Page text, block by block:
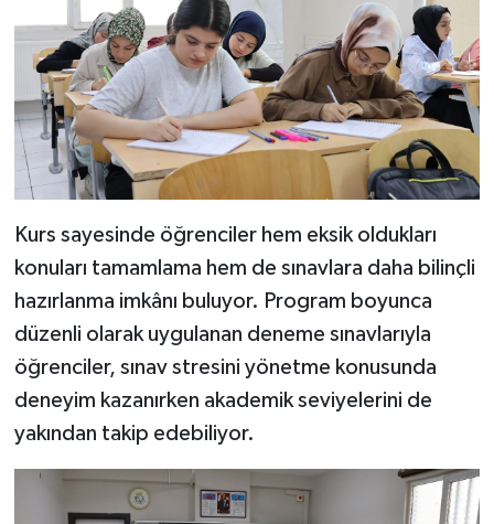
Kurs sayesinde öğrenciler hem eksik oldukları
konuları tamamlama hem de sınavlara daha bilinçli
hazırlanma imkânı buluyor. Program boyunca
düzenli olarak uygulanan deneme sınavlarıyla
öğrenciler, sınav stresini yönetme konusunda
deneyim kazanırken akademik seviyelerini de
yakından takip edebiliyor.